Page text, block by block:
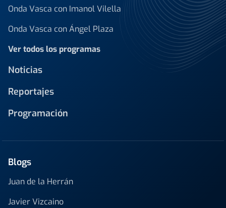
Onda Vasca con Imanol Vilella
Onda Vasca con Ángel Plaza
Ver todos los programas
Noticias
Reportajes
Programación
Blogs
Juan de la Herrán
Javier Vizcaino